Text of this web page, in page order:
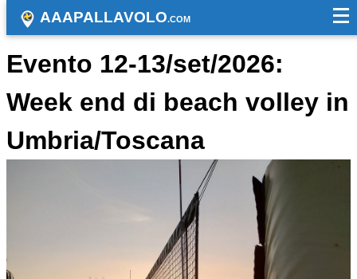
AAAPALLAVOLO.COM
Evento 12-13/set/2026:
Week end di beach volley in
Umbria/Toscana